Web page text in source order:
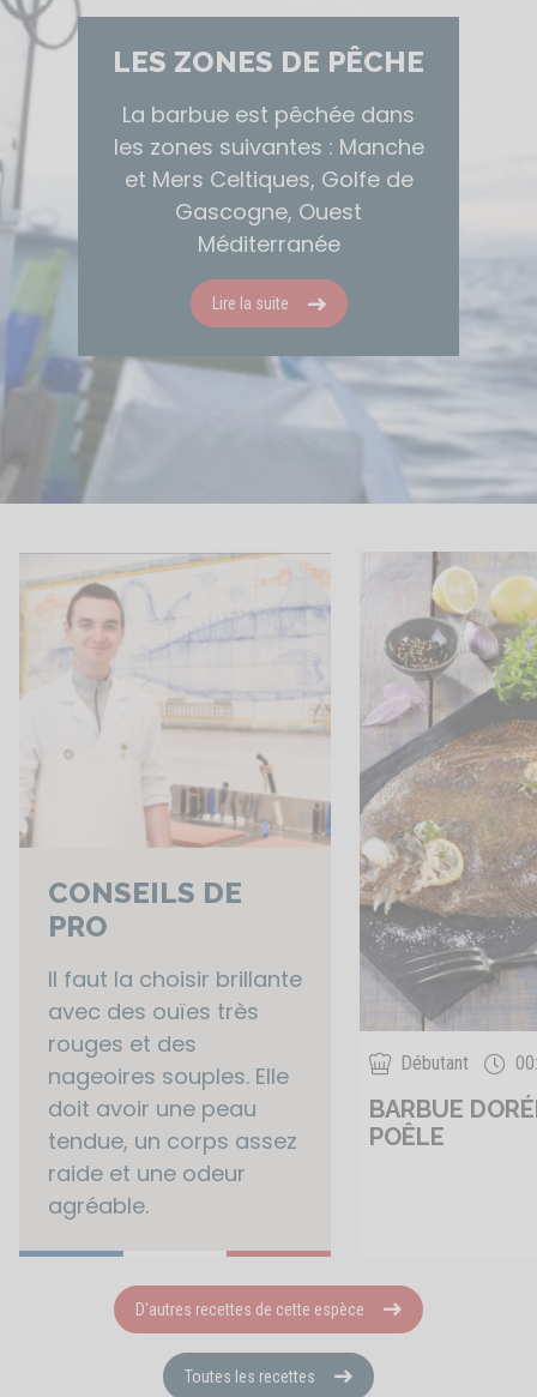
LES ZONES DE PÊCHE
La barbue est pêchée dans
les zones suivantes : Manche
et Mers Celtiques, Golfe de
Gascogne, Ouest
Méditerranée
Lire la suite
CONSEILS DE
PRO
Il faut la choisir brillante
avec des ouïes très
rouges et des
nageoires souples. Elle
doit avoir une peau
tendue, un corps assez
raide et une odeur
agréable.
Débutant
BARBUE
POÊLE
D'autres recettes de cette espèce
Toutes les recettes